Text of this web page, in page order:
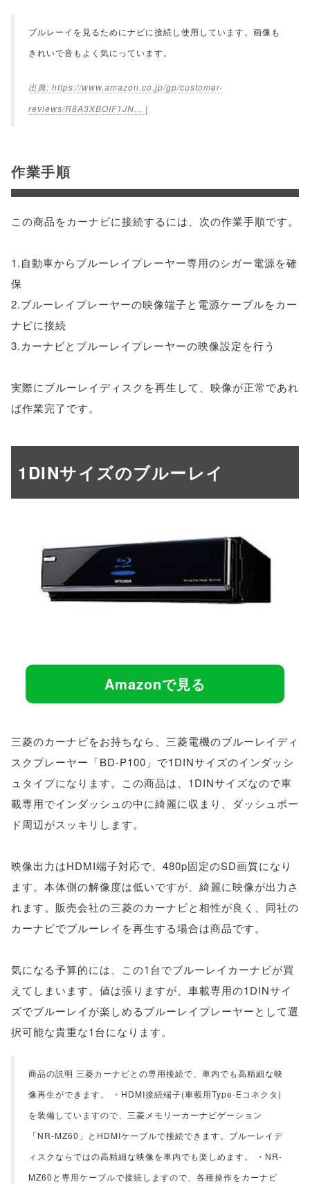
ブルレーイを見るためにナビに接続し使用しています。画像も
きれいで音もよく気にっています。
https://www.amazon.co.jp/gp/customer-
reviews/R8A3XBOIF1JN... |
作業手順
この商品をカーナビに接続するには、次の作業手順です。
1.自動車からブルーレイプレーヤー専用のシガー電源を確
保
2.ブルーレイプレーヤーの映像端子と電源ケーブルをカー
ナビに接続
3.カーナビとブルーレイプレーヤーの映像設定を行う
実際にブルーレイディスクを再生して、映像が正常であれ
ば作業完了です。
1DINサイズのブルーレイ
Amazonで見る
三菱のカーナビをお持ちなら、三菱電機のブルーレイディ
スクプレーヤー「BD-P100」で1DINサイズのインダッシ
ュタイプになります。この商品は、1DINサイズなので車
載専用でインダッシュの中に綺麗に収まり、ダッシュボー
ド周辺がスッキリします。
映像出力はHDMI端子対応で、480p固定のSD画質になり
ます。本体側の解像度は低いですが、綺麗に映像が出力さ
れます。販売会社の三菱のカーナビと相性が良く、同社の
カーナビでブルーレイを再生する場合は商品です。
気になる予算的には、この1台でブルーレイカーナビが買
えてしまいます。値は張りますが、車載専用の1DINサイ
ズでブルーレイが楽しめるブルーレイプレーヤーとして選
択可能な貴重な1台になります。
商品の説明 三菱カーナビとの専用接続で、車内でも高精細な映
像再生ができます。 ・HDMI接続端子(車載用Type-Eコネクタ)
を装備していますので、三菱メモリーカーナビゲーション
「NR-MZ60」とHDMIケーブルで接続できます。ブルーレイデ
ィスクならではの高精細な映像を車内でも楽しめます。 ・NR-
MZ60と専用ケーブルで接続しますので、各種操作をカーナビ